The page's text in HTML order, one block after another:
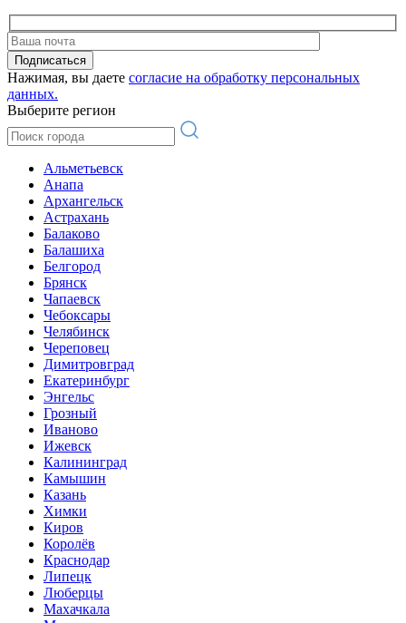
Подписаться
Нажимая, вы даете согласие на обработку персональных
данных.
Выберите регион
Альметьевск
Анапа
Архангельск
Астрахань
Балаково
Балашиха
Белгород
Брянск
Чапаевск
Чебоксары
Челябинск
Череповец
Димитровград
Екатеринбург
Энгельс
Грозный
Иваново
Ижевск
Калининград
Камышин
Казань
Химки
Киров
Королёв
Краснодар
Липецк
Люберцы
Махачкала